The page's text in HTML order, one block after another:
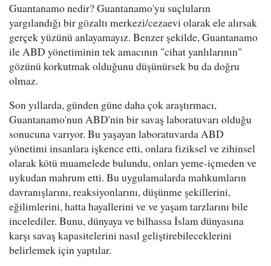
Guantanamo nedir? Guantanamo'yu suçluların
yargılandığı bir gözaltı merkezi/cezaevi olarak ele alırsak
gerçek yüzünü anlayamayız. Benzer şekilde, Guantanamo
ile ABD yönetiminin tek amacının "cihat yanlılarının"
gözünü korkutmak olduğunu düşünürsek bu da doğru
olmaz.
Son yıllarda, günden güne daha çok araştırmacı,
Guantanamo'nun ABD'nin bir savaş laboratuvarı olduğu
sonucuna varıyor. Bu yaşayan laboratuvarda ABD
yönetimi insanlara işkence etti, onlara fiziksel ve zihinsel
olarak kötü muamelede bulundu, onları yeme-içmeden ve
uykudan mahrum etti. Bu uygulamalarda mahkumların
davranışlarını, reaksiyonlarını, düşünme şekillerini,
eğilimlerini, hatta hayallerini ve ve yaşam tarzlarını bile
incelediler. Bunu, dünyaya ve bilhassa İslam dünyasına
karşı savaş kapasitelerini nasıl geliştirebileceklerini
belirlemek için yaptılar.